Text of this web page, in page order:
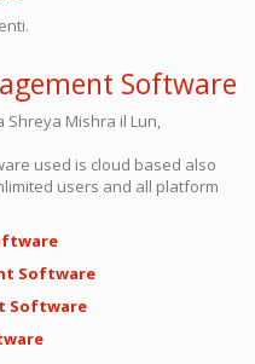
Software
Shreya Mishra il Lun,
used is cloud based also
users and all platform
Software
Software